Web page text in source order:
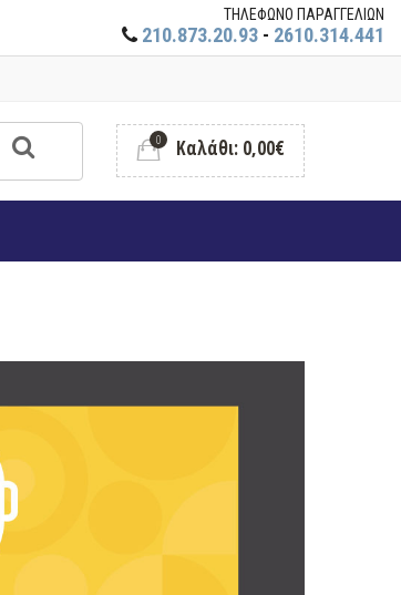
ΤΗΛΕΦΩΝΟ ΠΑΡΑΓΓΕΛΙΩΝ
210.873.20.93 - 2610.314.441
0 Καλάθι: 0,00€